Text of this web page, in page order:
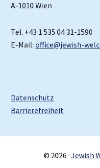
A-1010 Wien
Tel. +43 1 535 04 31-1590
E-Mail:office@jewish-
Datenschutz
Barrierefreiheit
© 2026 · Jewish